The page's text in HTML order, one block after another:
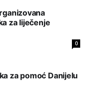
za liječenje
0
za pomoć Danijelu
se rodio.